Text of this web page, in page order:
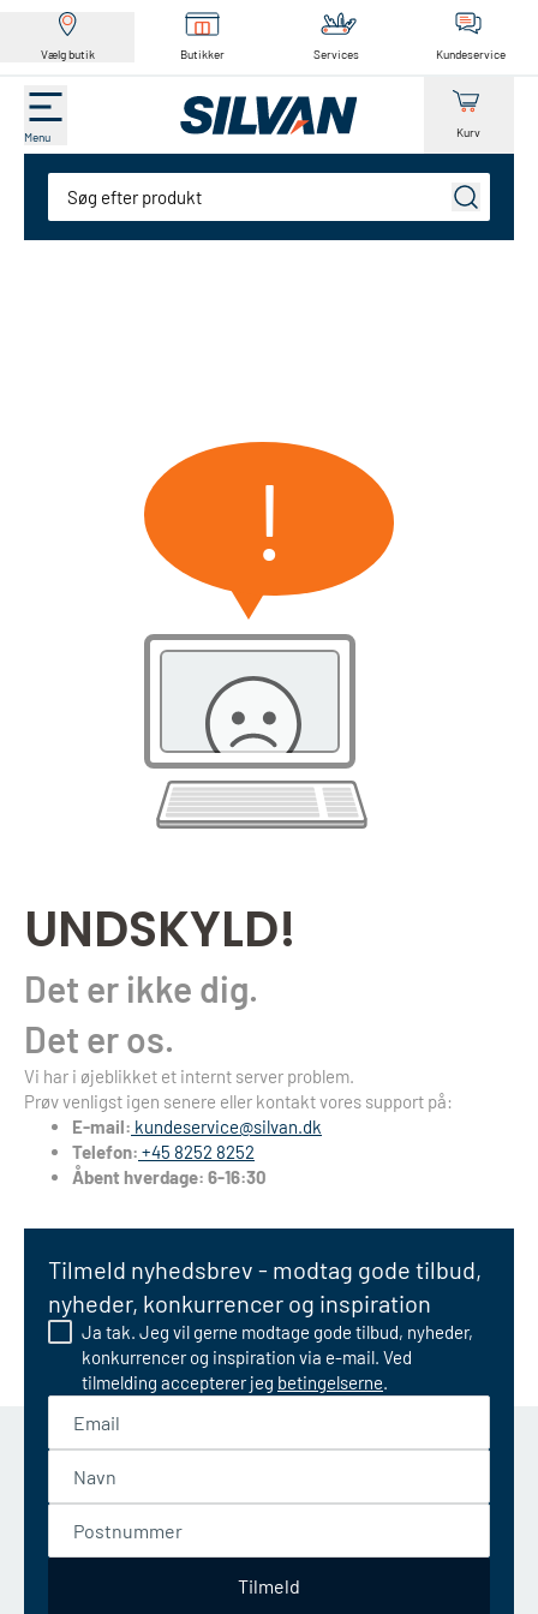
Vælg butik Butikker Services Kundeservice
Menu Kurv
Søg
UNDSKYLD!
Det er ikke dig.
Det er os.
Vi har i øjeblikket et internt server problem.
Prøv venligst igen senere eller kontakt vores support på:
E-mail: kundeservice@silvan.dk
Telefon: +45 8252 8252
Åbent hverdage: 6-16:30
!
Tilmeld nyhedsbrev - modtag gode tilbud,
nyheder, konkurrencer og inspiration
Ja tak. Jeg vil gerne modtage gode tilbud, nyheder,
konkurrencer og inspiration via e-mail. Ved
tilmelding accepterer jeg betingelserne.
Tilmeld